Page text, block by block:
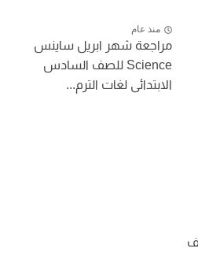
منذ عام
مراجعة شهر ابريل ساينس
Science للصف السادس
الابتدائى لغات الترم...